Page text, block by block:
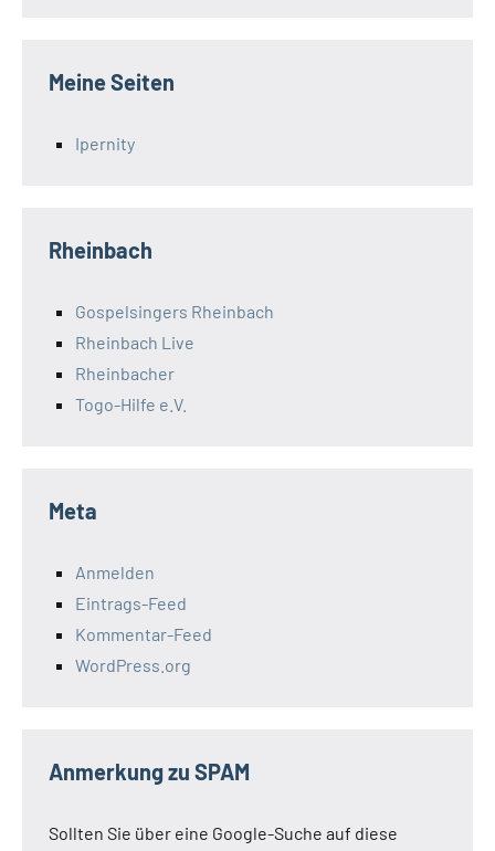
Meine Seiten
Ipernity
Rheinbach
Gospelsingers Rheinbach
Rheinbach Live
Rheinbacher
Togo-Hilfe e.V.
Meta
Anmelden
Eintrags-Feed
Kommentar-Feed
WordPress.org
Anmerkung zu SPAM
Sollten Sie über eine Google-Suche auf diese